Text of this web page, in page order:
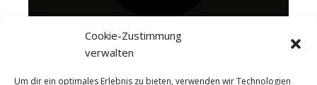
Cookie-Zustimmung
verwalten
Um dir ein optimales Erlebnis zu bieten, verwenden wir Technologien